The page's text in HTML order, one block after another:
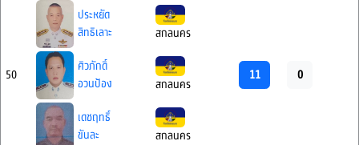
50
ประหยัด
สิทธิเลาะ
สกลนคร
ศิวภักดิ์
อวนป้อง
สกลนคร
เดชฤทธิ์
ขันละ
สกลนคร
11 0